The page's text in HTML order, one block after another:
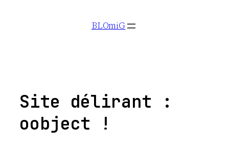
BLOmiG
Site délirant :
oobject !